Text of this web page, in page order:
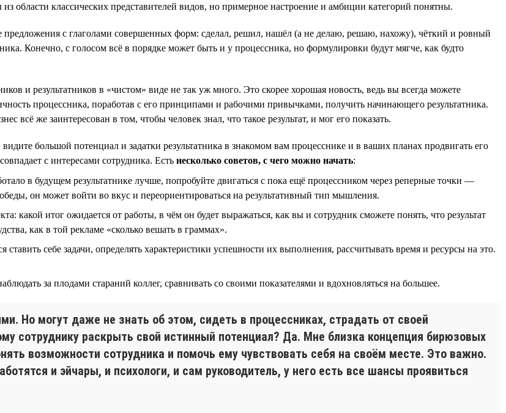
области классических представителей видов, но примерное настроение и амбиции категорий понятны.
предложения с глаголами совершенных форм: сделал, решил, нашёл (а не делаю, решаю, нахожу), чёткий и ровный
Конечно, с голосом всё в порядке может быть и у процессника, но формулировки будут мягче, как будто
и результатников в «чистом» виде не так уж много. Это скорее хорошая новость, ведь вы всегда можете
процессника, поработав с его принципами и рабочими привычками, получить начинающего результатника.
же заинтересован в том, чтобы человек знал, что такое результат, и мог его показать.
большой потенциал и задатки результатника в знакомом вам процесснике и в ваших планах продвигать его
с интересами сотрудника. Есть несколько советов, с чего можно начать:
в будущем результатнике лучше, попробуйте двигаться с пока ещё процессником через реперные точки —
он может войти во вкус и переориентироваться на результативный тип мышления.
какой итог ожидается от работы, в чём он будет выражаться, как вы и сотрудник сможете понять, что результат
как в той рекламе «сколько вешать в граммах».
себе задачи, определять характеристики успешности их выполнения, рассчитывать время и ресурсы на это.
за плодами стараний коллег, сравнивать со своими показателями и вдохновляться на большее.
Но могут даже не знать об этом, сидеть в процессниках, страдать от своей
сотруднику раскрыть свой истинный потенциал? Да. Мне близка концепция бирюзовых
возможности сотрудника и помочь ему чувствовать себя на своём месте. Это важно.
и эйчары, и психологи, и сам руководитель, у него есть все шансы проявиться